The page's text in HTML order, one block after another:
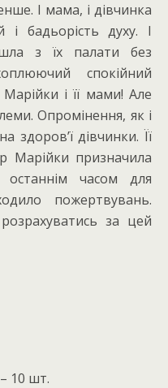
І мама, і дівчинка
і бадьорість духу. І
з їх палати без
спокійний
і її мами! Але
Опромінення, як і
здоров’ї дівчинки. Її
Марійки призначила
останнім часом для
пожертвувань.
за цей
10 шт.